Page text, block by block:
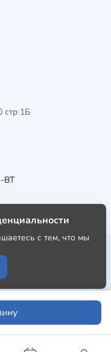
стр 1Б
ВТ
с тем, что мы